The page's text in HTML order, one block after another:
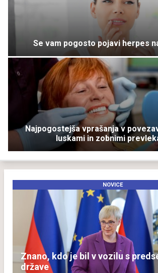
Se vam pogosto pojavi herpes
Najpogostejša vprašanja v
luskami in zobnimi
NOVICE
Znano, kdo je bil v vozilu s
države